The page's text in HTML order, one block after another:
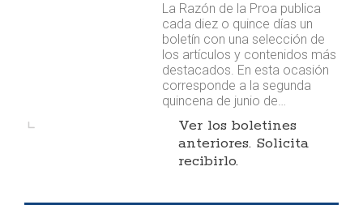
La Razón de la Proa publica
cada diez o quince días un
boletín con una selección de
los artículos y contenidos más
destacados. En esta ocasión
corresponde a la segunda
quincena de junio de…
Ver los boletines
anteriores. Solicita
recibirlo.